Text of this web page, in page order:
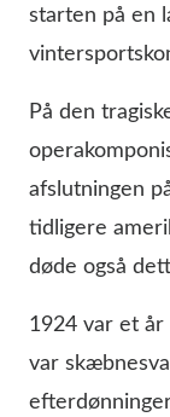
starten på en
På den
afslutningen
tidligere
døde også
1924 var et år
var